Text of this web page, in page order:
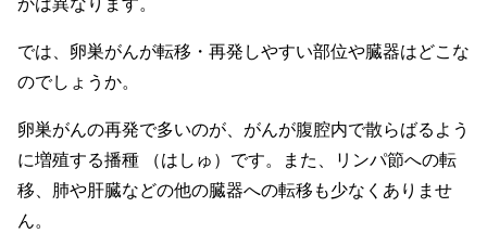
では、卵巣がんが転移・再発しやすい部位や臓器はどこな
のでしょうか。
卵巣がんの再発で多いのが、がんが腹腔内で散らばるよう
に増殖する播種 （はしゅ）です。また、リンパ節への転
移、肺や肝臓などの他の臓器への転移も少なくありませ
ん。